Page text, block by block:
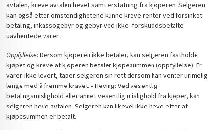
avtalen, kreve avtalen hevet samt erstatning fra kjøperen. Selgeren
kan også etter omstendighetene kunne kreve renter ved forsinket
betaling, inkassogebyr og gebyr ved ikke- forskuddsbetalte
uavhentede varer.
Oppfyllelse: Dersom kjøperen ikke betaler, kan selgeren fastholde
kjøpet og kreve at kjøperen betaler kjøpesummen (oppfyllelse). Er
varen ikke levert, taper selgeren sin rett dersom han venter urimelig
lenge med å fremme kravet. • Heving: Ved vesentlig
betalingsmislighold eller annet vesentlig mislighold fra kjøper, kan
selgeren heve avtalen. Selgeren kan likevel ikke heve etter at
kjøpesummen er betalt.